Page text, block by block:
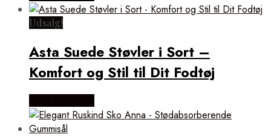
Udsalg!
Asta Suede Støvler i Sort –
Komfort og Stil til Dit Fodtøj